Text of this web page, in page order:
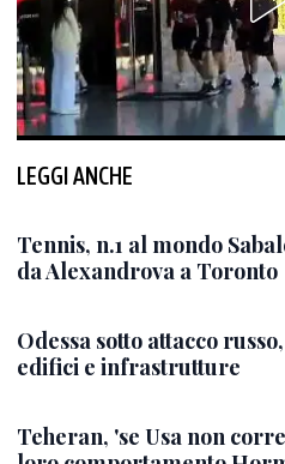
LEGGI ANCHE
Tennis, n.1 al mondo
da Alexandrova a Toronto
Odessa sotto attacco
edifici e infrastrutture
Teheran, 'se Usa non